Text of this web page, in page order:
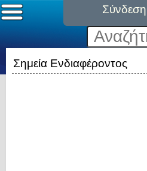
Σύνδεση
Σημεία Ενδιαφέροντος